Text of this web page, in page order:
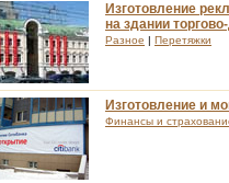
Изготовление
на здании
Разное Перетяжки
Изготовление и
Финансы и